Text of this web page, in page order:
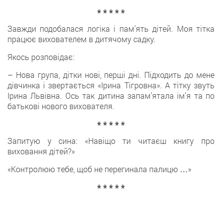
* * * * *
Завжди подобалася логіка і пам’ять дітей. Моя тітка
працює вихователем в дитячому садку.
Якось розповідає:
– Нова група, дітки нові, перші дні. Підходить до мене
дівчинка і звертається «Ірина Тігровна». А тітку звуть
Ірина Львівна. Ось так дитина запам’ятала ім’я та по
батькові нового вихователя.
* * * * *
Запитую у сина: «Навіщо ти читаєш книгу про
виховання дітей?»
«Контролюю тебе, щоб не перегинала палицю …»
* * * * *